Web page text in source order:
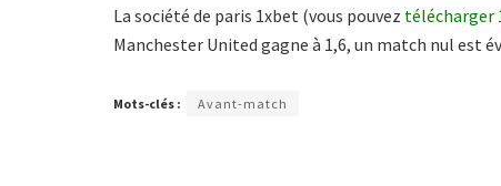
La société de paris 1xbet (vous pouvez télécharger
Manchester United gagne à 1,6, un match nul est
Mots-clés : Avant-match